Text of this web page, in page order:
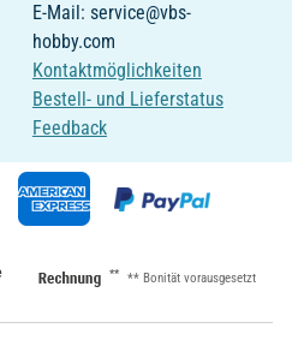
E-Mail: service@vbs-
hobby.com
Kontaktmöglichkeiten
Bestell- und Lieferstatus
Feedback
** ** Bonität vorausgesetzt